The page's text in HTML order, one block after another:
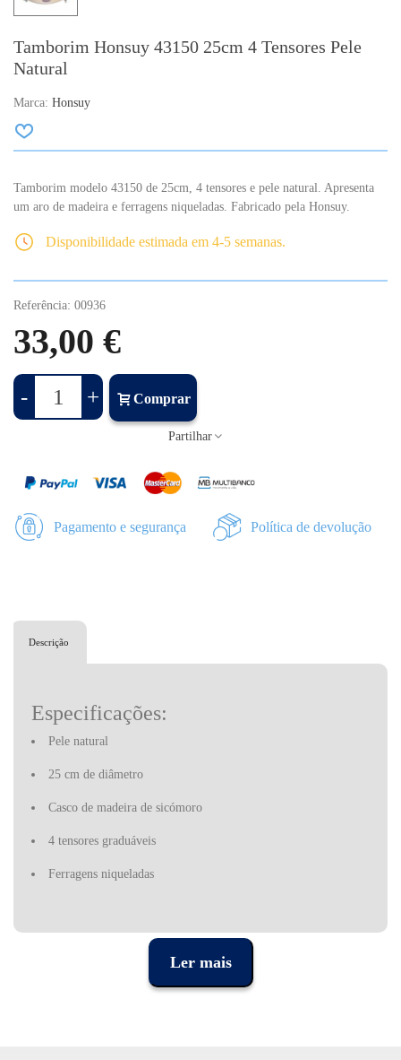
Tamborim Honsuy 43150 25cm 4 Tensores Pele
Natural
Marca: Honsuy
Tamborim modelo 43150 de 25cm, 4 tensores e pele natural. Apresenta
um aro de madeira e ferragens niqueladas. Fabricado pela Honsuy.
Disponibilidade estimada em 4-5 semanas.
Referência: 00936
33,00 €
- + Comprar
Partilhar
Pagamento e segurança Política de devolução
Descrição
Especificações:
Pele natural
25 cm de diâmetro
Casco de madeira de sicómoro
4 tensores graduáveis
Ferragens niqueladas
Ler mais